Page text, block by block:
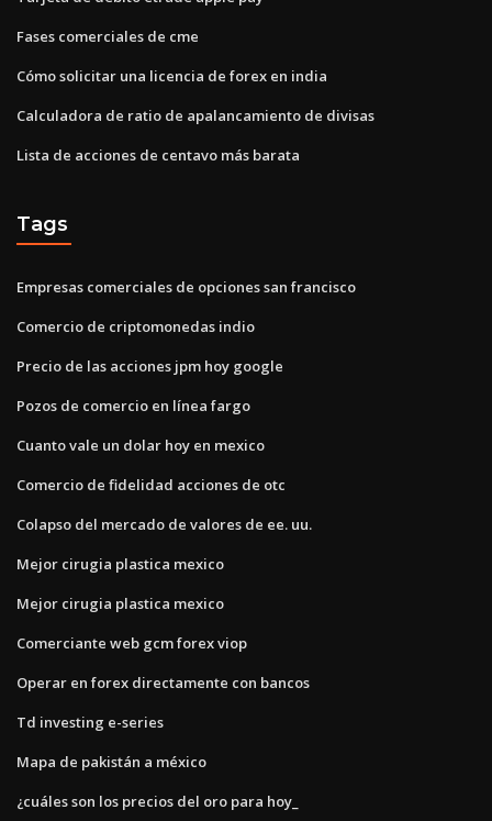
Fases comerciales de cme
Cómo solicitar una licencia de forex en india
Calculadora de ratio de apalancamiento de divisas
Lista de acciones de centavo más barata
Tags
Empresas comerciales de opciones san francisco
Comercio de criptomonedas indio
Precio de las acciones jpm hoy google
Pozos de comercio en línea fargo
Cuanto vale un dolar hoy en mexico
Comercio de fidelidad acciones de otc
Colapso del mercado de valores de ee. uu.
Mejor cirugia plastica mexico
Mejor cirugia plastica mexico
Comerciante web gcm forex viop
Operar en forex directamente con bancos
Td investing e-series
Mapa de pakistán a méxico
¿cuáles son los precios del oro para hoy_